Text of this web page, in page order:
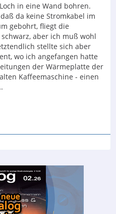
in eine Wand bohren.
da keine Stromkabel im
gebohrt, fliegt die
aber ich muß wohl
stellte sich aber
wo ich angefangen hatte
der Wärmeplatte der
Kaffeemaschine - einen